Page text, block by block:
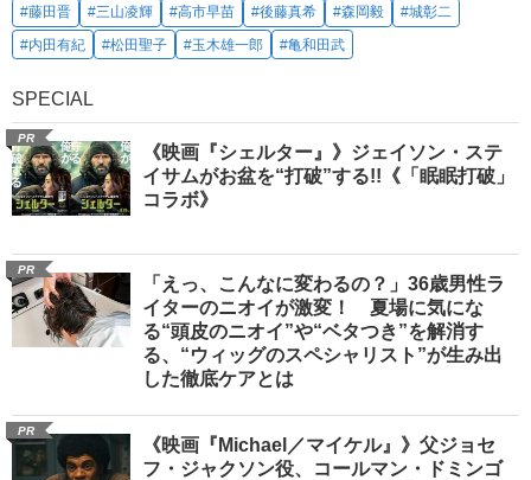
#藤田晋 #三山凌輝 #高市早苗 #後藤真希 #森岡毅
#城彰二
#内田有紀
#松田聖子 #玉木雄一郎 #亀和田武
SPECIAL
PR
《映画『シェルター』》ジェイソン・ステ
イサムがお盆を“打破”する!!《「眠眠打破」
コラボ》
PR
「えっ、こんなに変わるの？」36歳男性ラ
イターのニオイが激変！ 夏場に気にな
る“頭皮のニオイ”や“ベタつき”を解消す
る、“ウィッグのスペシャリスト”が生み出
した徹底ケアとは
PR
《映画『Michael／マイケル』》父ジョセ
フ・ジャクソン役、コールマン・ドミンゴ